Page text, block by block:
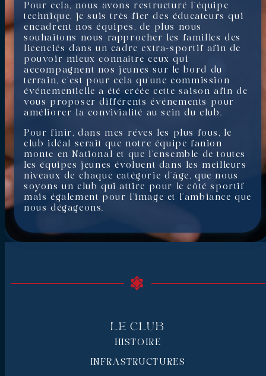
Pour cela, nous avons restructuré l’équipe
technique, je suis très fier des éducateurs qui
encadrent nos équipes, de plus nous
souhaitons nous rapprocher les familles des
licenciés dans un cadre extra-sportif afin de
pouvoir mieux connaître ceux qui
accompagnent nos jeunes sur le bord du
terrain, c’est pour cela qu’une commission
événementielle a été créée cette saison afin de
vous proposer différents événements pour
améliorer la convivialité au sein du club.
Pour finir, dans mes rêves les plus fous, le
club idéal serait que notre équipe fanion
monte en National et que l’ensemble de toutes
les équipes jeunes évoluent dans les meilleurs
niveaux de chaque catégorie d’âge, que nous
soyons un club qui attire pour le côté sportif
mais également pour l’image et l’ambiance que
nous dégageons.
Le Club
HISTOIRE
INFRASTRUCTURES